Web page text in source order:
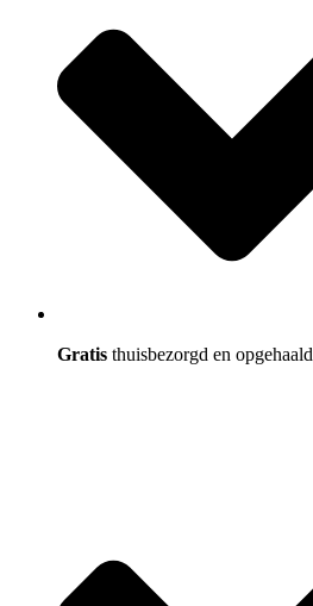
Gratis thuisbezorgd en opgehaald